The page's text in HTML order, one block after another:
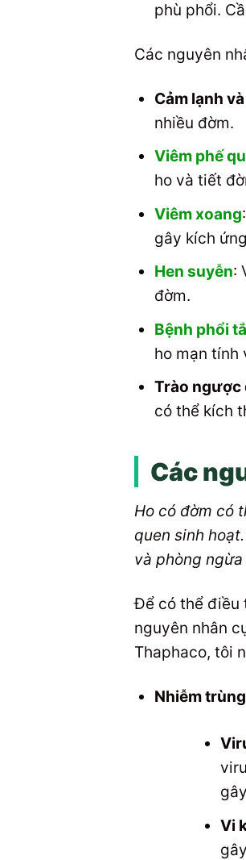
phù phổi.
Các nguyên
Cảm lạnh
nhiều đờm.
Viêm phế
ho và tiết
Viêm xoang
gây kích
Hen suyễn:
đờm.
Bệnh phổi
ho mạn tính
Trào ngược
có thể kích
Các
Ho có đờm có
quen sinh
và phòng
Để có thể điều
nguyên nhân
Thaphaco, tôi
Nhiễm
Vi